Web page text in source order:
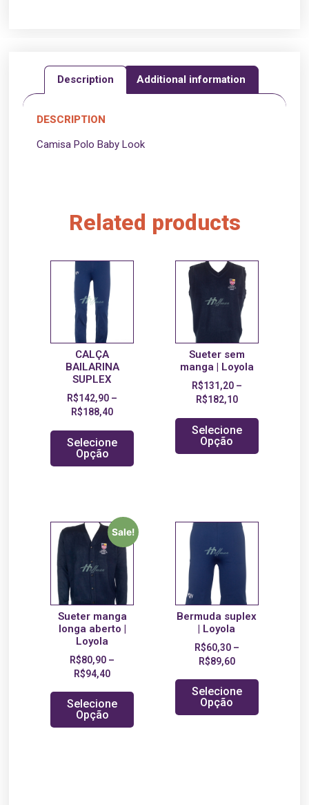
Description Additional information
DESCRIPTION
Camisa Polo Baby Look
Related products
CALÇA
BAILARINA
SUPLEX
R$142,90 –
R$188,40
Selecione
Opção
Sueter sem
manga | Loyola
R$131,20–
R$182,10
Selecione
Opção
Sale!
Sueter manga
longa aberto |
Loyola
R$80,90 –
R$94,40
Selecione
Opção
Bermuda suplex
| Loyola
R$60,30–
R$89,60
Selecione
Opção